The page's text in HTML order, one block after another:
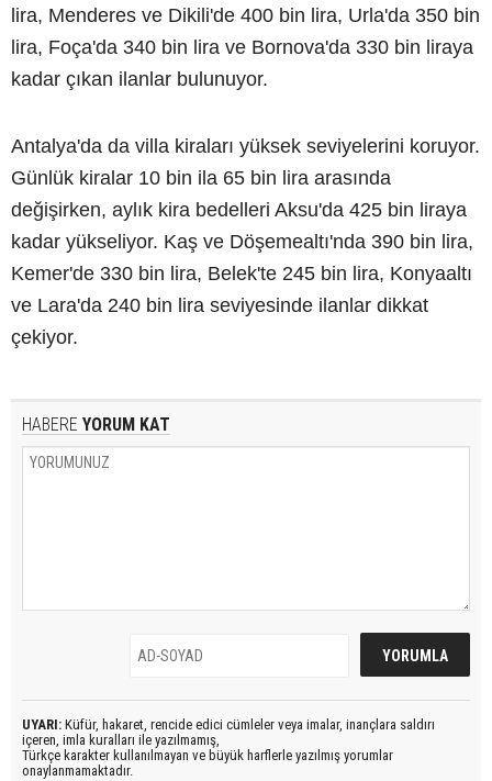
lira, Menderes ve Dikili'de 400 bin lira, Urla'da 350 bin
lira, Foça'da 340 bin lira ve Bornova'da 330 bin liraya
kadar çıkan ilanlar bulunuyor.
Antalya'da da villa kiraları yüksek seviyelerini koruyor.
Günlük kiralar 10 bin ila 65 bin lira arasında
değişirken, aylık kira bedelleri Aksu'da 425 bin liraya
kadar yükseliyor. Kaş ve Döşemealtı'nda 390 bin lira,
Kemer'de 330 bin lira, Belek'te 245 bin lira, Konyaaltı
ve Lara'da 240 bin lira seviyesinde ilanlar dikkat
çekiyor.
HABERE YORUM KAT
UYARI: Küfür, hakaret, rencide edici cümleler veya imalar, inançlara saldırı
içeren, imla kuralları ile yazılmamış,
Türkçe karakter kullanılmayan ve büyük harflerle yazılmış yorumlar
onaylanmamaktadır.